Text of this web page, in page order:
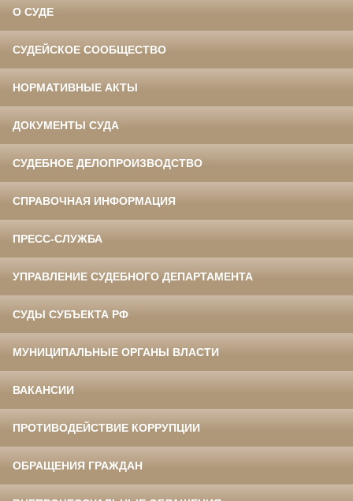
О СУДЕ
СУДЕЙСКОЕ СООБЩЕСТВО
НОРМАТИВНЫЕ АКТЫ
ДОКУМЕНТЫ СУДА
СУДЕБНОЕ ДЕЛОПРОИЗВОДСТВО
СПРАВОЧНАЯ ИНФОРМАЦИЯ
ПРЕСС-СЛУЖБА
УПРАВЛЕНИЕ СУДЕБНОГО ДЕПАРТАМЕНТА
СУДЫ СУБЪЕКТА РФ
МУНИЦИПАЛЬНЫЕ ОРГАНЫ ВЛАСТИ
ВАКАНСИИ
ПРОТИВОДЕЙСТВИЕ КОРРУПЦИИ
ОБРАЩЕНИЯ ГРАЖДАН